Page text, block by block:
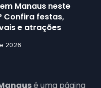
Manaus neste
Confira festas,
e atrações
2026
é uma página